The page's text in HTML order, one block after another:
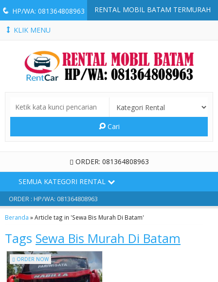
q HP/WA: 081364808963 RENTAL MOBIL BATAM TERMURAH
KLIK MENU
Cari
ORDER: 081364808963
SEMUA KATEGORI RENTAL
ORDER : HP/WA: 081364808963
Beranda »Article tag in 'Sewa Bis Murah Di Batam'
Tags Sewa Bis Murah Di Batam
ORDER NOW